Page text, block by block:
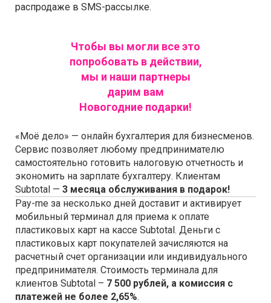
распродаже в SMS-рассылке.
Чтобы вы могли все это
попробовать в действии,
мы и наши партнеры
дарим вам
Новогодние подарки!
«Моё дело» — онлайн бухгалтерия для бизнесменов.
Сервис позволяет любому предпринимателю
самостоятельно готовить налоговую отчетность и
экономить на зарплате бухгалтеру. Клиентам
Subtotal — 3 месяца обслуживания в подарок!
Pay-me за несколько дней доставит и активирует
мобильный терминал для приема к оплате
пластиковых карт на кассе Subtotal. Деньги с
пластиковых карт покупателей зачисляются на
расчетный счет организации или индивидуального
предпринимателя. Стоимость терминала для
клиентов Subtotal – 7 500 рублей, а комиссия с
платежей не более 2,65%.